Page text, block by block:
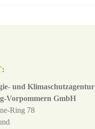
und Klimaschutzagentur
Vorpommern GmbH
Ring 78